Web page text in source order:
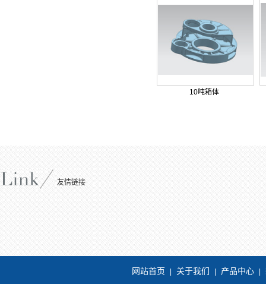
10吨箱体
友情链接
网站首页 关于我们 产品中心